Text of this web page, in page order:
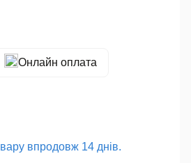
Онлайн оплата
впродовж 14 днів.